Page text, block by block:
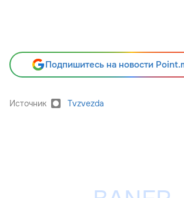
Подпишитесь на новости
Источник Tvzvezda